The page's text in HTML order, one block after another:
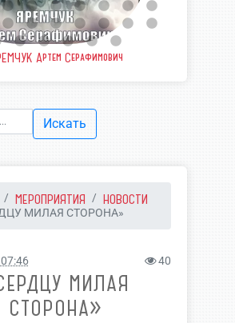
Артем Серафимович
Искать
МЕРОПРИЯТИЯ НОВОСТИ
МИЛАЯ СТОРОНА»
40
МИЛАЯ
СТОРОНА»